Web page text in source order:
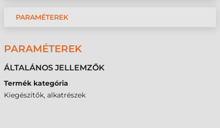
PARAMÉTEREK
PARAMÉTEREK
ÁLTALÁNOS JELLEMZŐK
Termék kategória
Kiegészítők, alkatrészek